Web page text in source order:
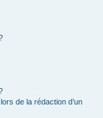
de la rédaction d’un